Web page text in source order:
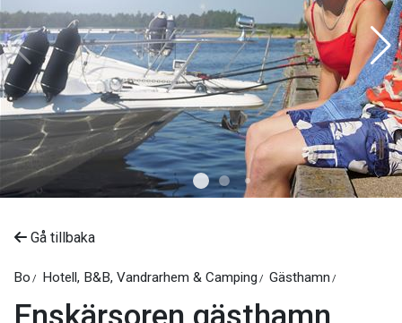
Gå tillbaka
Bo Hotell, B&B, Vandrarhem & Camping Gästhamn